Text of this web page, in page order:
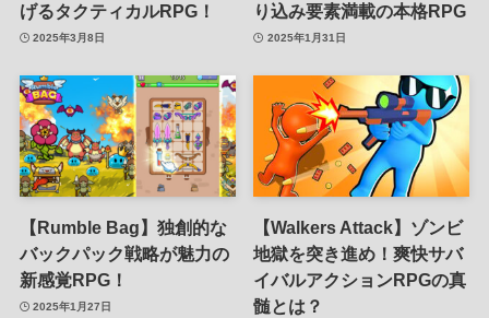
げるタクティカルRPG！
2025年3月8日
り込み要素満載の本格RPG
2025年1月31日
【Rumble Bag】独創的な
バックパック戦略が魅力の
新感覚RPG！
2025年1月27日
【Walkers Attack】ゾンビ
地獄を突き進め！爽快サバ
イバルアクションRPGの真
髄とは？